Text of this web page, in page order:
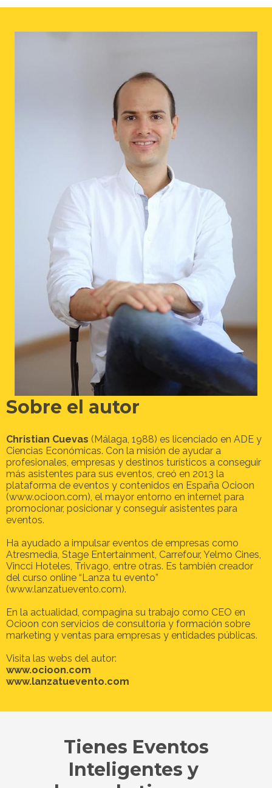
Sobre el autor
Christian Cuevas (Málaga, 1988) es licenciado en ADE y
Ciencias Económicas. Con la misión de ayudar a
profesionales, empresas y destinos turísticos a conseguir
más asistentes para sus eventos, creó en 2013 la
plataforma de eventos y contenidos en España Ocioon
(www.ocioon.com), el mayor entorno en internet para
promocionar, posicionar y conseguir asistentes para
eventos.
Ha ayudado a impulsar eventos de empresas como
Atresmedia, Stage Entertainment, Carrefour, Yelmo Cines,
Vincci Hoteles, Trivago, entre otras. Es también creador
del curso online “Lanza tu evento”
(www.lanzatuevento.com).
En la actualidad, compagina su trabajo como CEO en
Ocioon con servicios de consultoría y formación sobre
marketing y ventas para empresas y entidades públicas.
Visita las webs del autor:
www.ocioon.com
www.lanzatuevento.com
Tienes Eventos
Inteligentes y